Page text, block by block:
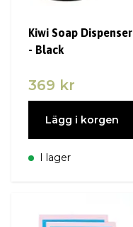
Kiwi Soap Dispenser
- Black
369 kr
Lägg i korgen
I lager